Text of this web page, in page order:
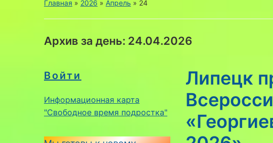
Главная » 2026 » Апрель » 24
Архив за день: 24.04.2026
Войти
Информационная карта
"Свободное время подростка"
Липецк